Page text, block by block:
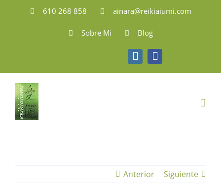
610 268 858 ainara@reikiaiumi.com
Sobre Mi Blog
InstagramFacebook
Anterior Siguiente